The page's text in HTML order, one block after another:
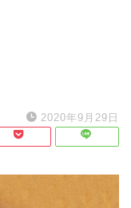
2020年9月29日